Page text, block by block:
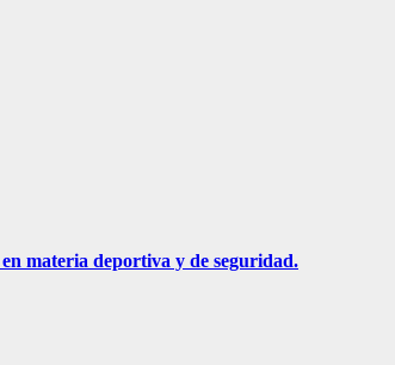
materia deportiva y de seguridad.